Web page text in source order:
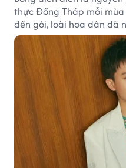
thực Đồng Tháp mỗi
đến gỏi, loài hoa dân dã
ngon khiến du khách khó